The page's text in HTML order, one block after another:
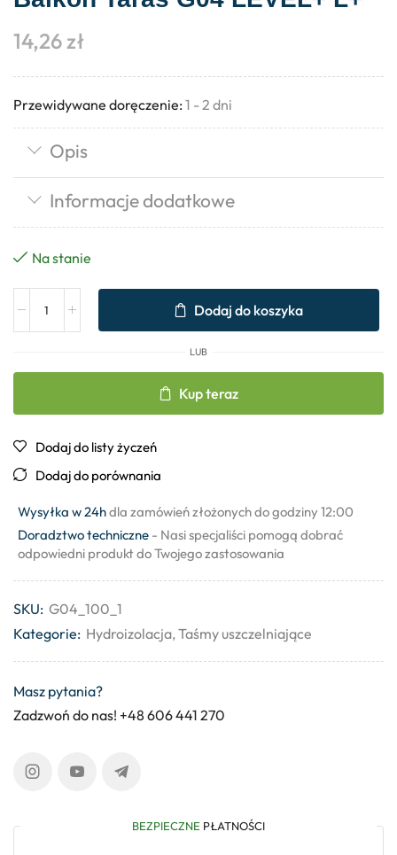
14,26zł
Przewidywane doręczenie: 1 - 2 dni
Opis
Informacje dodatkowe
Na stanie
Dodaj do koszyka
LUB
Kup teraz
Dodaj do listy życzeń
Dodaj do porównania
Wysyłka w 24hdla zamówień złożonych do godziny 12:00
Doradztwo techniczne - Nasi specjaliści pomogą dobrać
odpowiedni produkt do Twojego zastosowania
SKU: G04_100_1
Kategorie: Hydroizolacja, Taśmy uszczelniające
Masz pytania?
Zadzwoń do nas! +48 606 441 270
BEZPIECZNE PŁATNOŚCI